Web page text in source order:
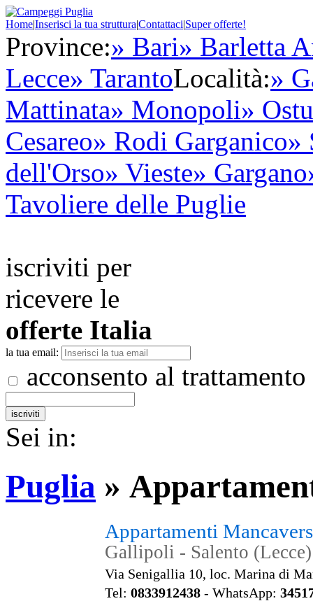
Home|Inserisci la tua struttura|Contattaci|Super offerte!
Province:» Bari» Barletta
Lecce» TarantoLocalità:»
Mattinata» Monopoli»
Cesareo» Rodi Garganico»
dell'Orso» Vieste» Gargano
Tavoliere delle Puglie
iscriviti per
ricevere le
offerte Italia
la tua email:
acconsento al
Sei in:
Puglia »
Appartamenti
Gallipoli - Salento
Via Senigallia 10, loc. Marina di
Tel: 0833912438 - WhatsApp: